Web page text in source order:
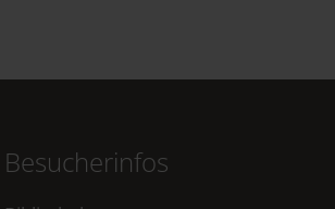
Besucherinfos